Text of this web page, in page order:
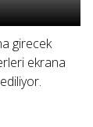
girecek
ekrana